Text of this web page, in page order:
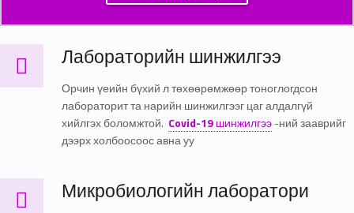
Лабораторийн шинжилгээ
Лабораторийн шинжилгээ
Орчин үеийн бүхий л төхөөрөмжөөр тоноглогдсон
лабораторит та нарийн шинжилгээг цаг алдалгүй
хийлгэх боломжтой. Covid-19шинжилгээ-ний зааврийг
дээрх холбоосоос авна уу
Микробиологийн лаборатори
Микробиологийн лаборатори